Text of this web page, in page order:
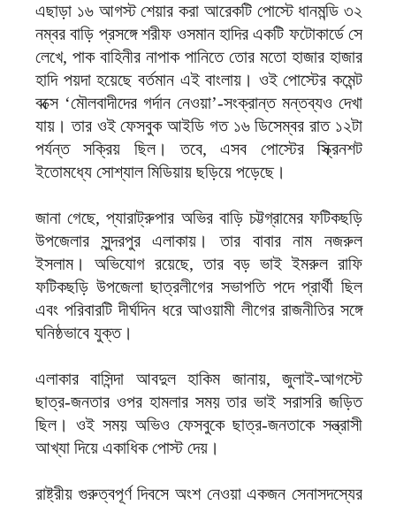
এছাড়া ১৬ আগস্ট শেয়ার করা আরেকটি পোস্টে ধানমন্ডি ৩২
নম্বর বাড়ি প্রসঙ্গে শরীফ ওসমান হাদির একটি ফটোকার্ডে সে
লেখে, পাক বাহিনীর নাপাক পানিতে তোর মতো হাজার হাজার
হাদি পয়দা হয়েছে বর্তমান এই বাংলায়। ওই পোস্টের কমেন্ট
বক্সে ‘মৌলবাদীদের গর্দান নেওয়া’-সংক্রান্ত মন্তব্যও দেখা
যায়। তার ওই ফেসবুক আইডি গত ১৬ ডিসেম্বর রাত ১২টা
পর্যন্ত সক্রিয় ছিল। তবে, এসব পোস্টের স্ক্রিনশট
ইতোমধ্যে সোশ্যাল মিডিয়ায় ছড়িয়ে পড়েছে।
জানা গেছে, প্যারাট্রুপার অভির বাড়ি চট্টগ্রামের ফটিকছড়ি
উপজেলার সুন্দরপুর এলাকায়। তার বাবার নাম নজরুল
ইসলাম। অভিযোগ রয়েছে, তার বড় ভাই ইমরুল রাফি
ফটিকছড়ি উপজেলা ছাত্রলীগের সভাপতি পদে প্রার্থী ছিল
এবং পরিবারটি দীর্ঘদিন ধরে আওয়ামী লীগের রাজনীতির সঙ্গে
ঘনিষ্ঠভাবে যুক্ত।
এলাকার বাসিন্দা আবদুল হাকিম জানায়, জুলাই-আগস্টে
ছাত্র-জনতার ওপর হামলার সময় তার ভাই সরাসরি জড়িত
ছিল। ওই সময় অভিও ফেসবুকে ছাত্র-জনতাকে সন্ত্রাসী
আখ্যা দিয়ে একাধিক পোস্ট দেয়।
রাষ্ট্রীয় গুরুত্বপূর্ণ দিবসে অংশ নেওয়া একজন সেনাসদস্যের